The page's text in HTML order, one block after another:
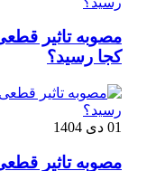
کجا رسید؟
01 دی 1404